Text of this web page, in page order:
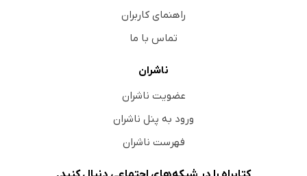
راهنمای کاربران
تماس با ما
ناشران
عضویت ناشران
ورود به پنل ناشران
فهرست ناشران